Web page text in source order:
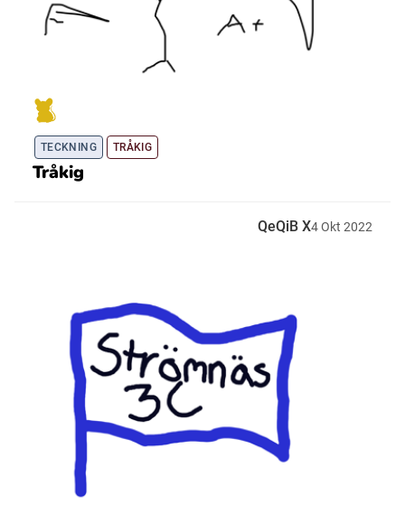
TECKNING TRÅKIG
Tråkig
QeQiB X4Okt 2022